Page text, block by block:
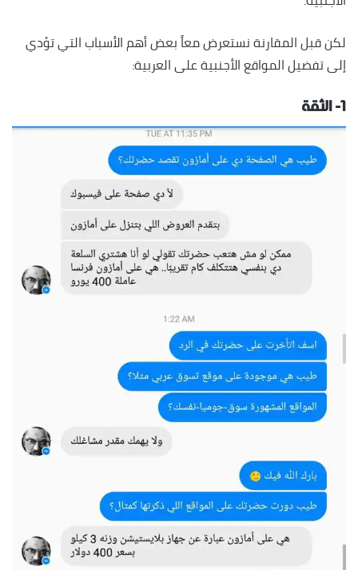
لكنقبل المقارنة نستعرض معاً بعض أهم الأسباب التي تؤدي
إلى تفضيل المواقع الأجنبية على العربية:
١- الثقة